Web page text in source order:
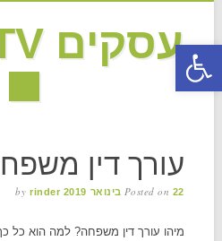
עסקים TV
עורך דין
Posted on 22 בינואר 2019 by rinder
מיהו עורך דין משפחה? למה הוא
פתח סרגל נגישות